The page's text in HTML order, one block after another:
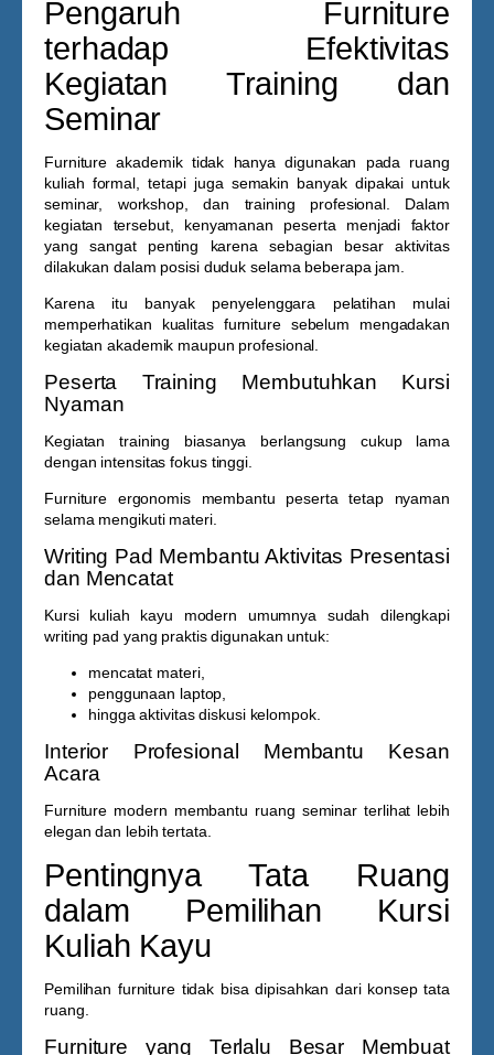
Pengaruh Furniture
terhadap Efektivitas
Kegiatan Training dan
Seminar
Furniture akademik tidak hanya digunakan pada ruang
kuliah formal, tetapi juga semakin banyak dipakai untuk
seminar, workshop, dan training profesional. Dalam
kegiatan tersebut, kenyamanan peserta menjadi faktor
yang sangat penting karena sebagian besar aktivitas
dilakukan dalam posisi duduk selama beberapa jam.
Karena itu banyak penyelenggara pelatihan mulai
memperhatikan kualitas furniture sebelum mengadakan
kegiatan akademik maupun profesional.
Peserta Training Membutuhkan Kursi
Nyaman
Kegiatan training biasanya berlangsung cukup lama
dengan intensitas fokus tinggi.
Furniture ergonomis membantu peserta tetap nyaman
selama mengikuti materi.
Writing Pad Membantu Aktivitas Presentasi
dan Mencatat
Kursi kuliah kayu modern umumnya sudah dilengkapi
writing pad yang praktis digunakan untuk:
mencatat materi,
penggunaan laptop,
hingga aktivitas diskusi kelompok.
Interior Profesional Membantu Kesan
Acara
Furniture modern membantu ruang seminar terlihat lebih
elegan dan lebih tertata.
Pentingnya Tata Ruang
dalam Pemilihan Kursi
Kuliah Kayu
Pemilihan furniture tidak bisa dipisahkan dari konsep tata
ruang.
Furniture yang Terlalu Besar Membuat